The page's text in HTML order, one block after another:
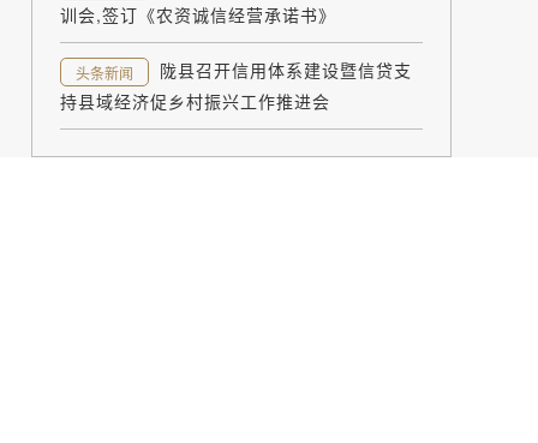
训会,签订《农资诚信经营承诺书》
头条新闻
陇县召开信用体系建设暨信贷支
持县域经济促乡村振兴工作推进会